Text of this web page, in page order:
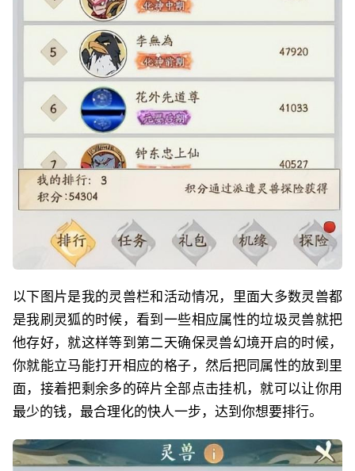
以下图片是我的灵兽栏和活动情况，里面大多数灵兽都
是我刷灵狐的时候，看到一些相应属性的垃圾灵兽就把
他存好，就这样等到第二天确保灵兽幻境开启的时候，
你就能立马能打开相应的格子，然后把同属性的放到里
面，接着把剩余多的碎片全部点击挂机，就可以让你用
最少的钱，最合理化的快人一步，达到你想要排行。